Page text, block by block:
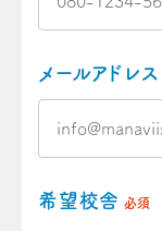
メールアドレス
希望校舎 必須